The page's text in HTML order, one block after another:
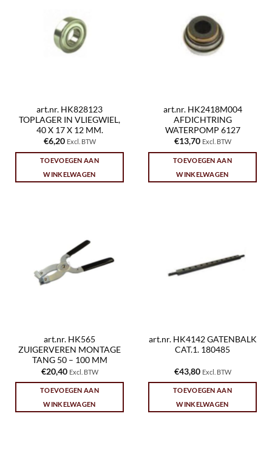
art.nr. HK828123
TOPLAGER IN VLIEGWIEL,
40 X 17 X 12 MM.
€6,20 Excl. BTW
TOEVOEGEN AAN
WINKELWAGEN
art.nr. HK2418M004
AFDICHTRING
WATERPOMP 6127
€13,70 Excl. BTW
TOEVOEGEN AAN
WINKELWAGEN
art.nr. HK565
ZUIGERVEREN MONTAGE
TANG 50 – 100 MM
€20,40 Excl. BTW
TOEVOEGEN AAN
WINKELWAGEN
art.nr. HK4142 GATENBALK
CAT.1. 180485
€43,80 Excl. BTW
TOEVOEGEN AAN
WINKELWAGEN